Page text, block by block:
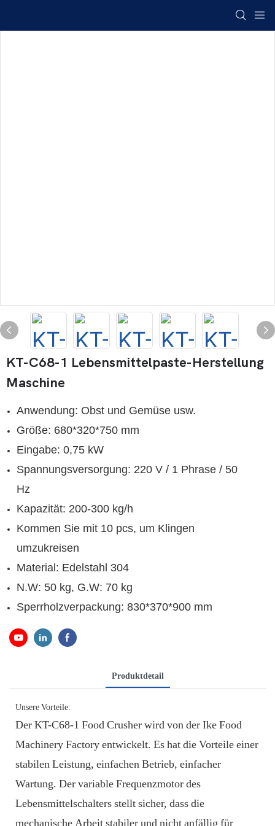
KT-C68-1 Lebensmittelpaste-Herstellung
Maschine
Anwendung: Obst und Gemüse usw.
Größe: 680*320*750 mm
Eingabe: 0,75 kW
Spannungsversorgung: 220 V / 1 Phrase / 50
Hz
Kapazität: 200-300 kg/h
Kommen Sie mit 10 pcs, um Klingen
umzukreisen
Material: Edelstahl 304
N.W: 50 kg, G.W: 70 kg
Sperrholzverpackung: 830*370*900 mm
Produktdetail
Unsere Vorteile:
Der KT-C68-1 Food Crusher wird von der Ike Food
Machinery Factory entwickelt. Es hat die Vorteile einer
stabilen Leistung, einfachen Betrieb, einfacher
Wartung. Der variable Frequenzmotor des
Lebensmittelschalters stellt sicher, dass die
mechanische Arbeit stabiler und nicht anfällig für